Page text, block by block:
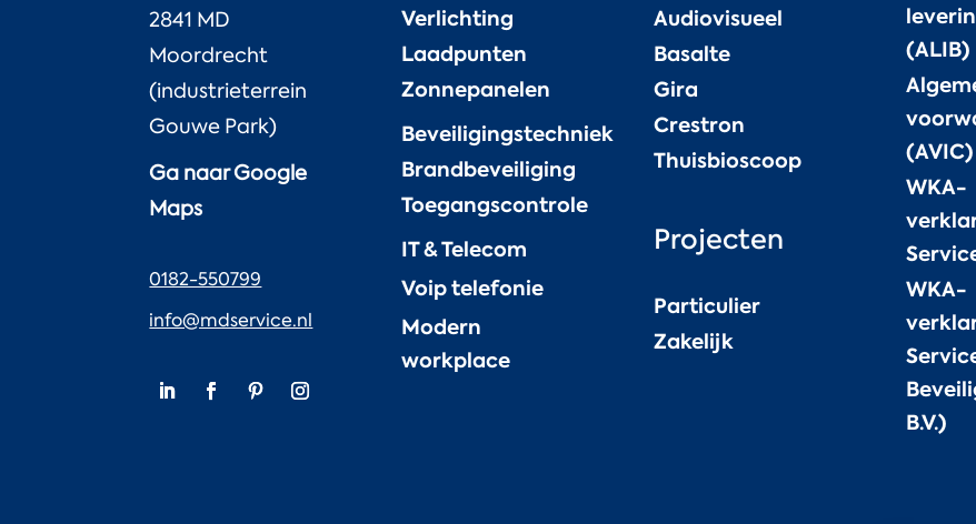
2841 MD
Moordrecht
(industrieterrein
Gouwe Park)
Ga naar Google
Maps
0182-550799
info@mdservice.nl
Verlichting
Laadpunten
Zonnepanelen
Beveiligingstechniek
Brandbeveiliging
Toegangscontrole
IT & Telecom
Voip telefonie
Modern
workplace
Audiovisueel
Basalte
Gira
Crestron
Thuisbioscoop
Projecten
Particulier
Zakelijk
(ALIB)
(AVIC)
WKA-
WKA-
B.V.)